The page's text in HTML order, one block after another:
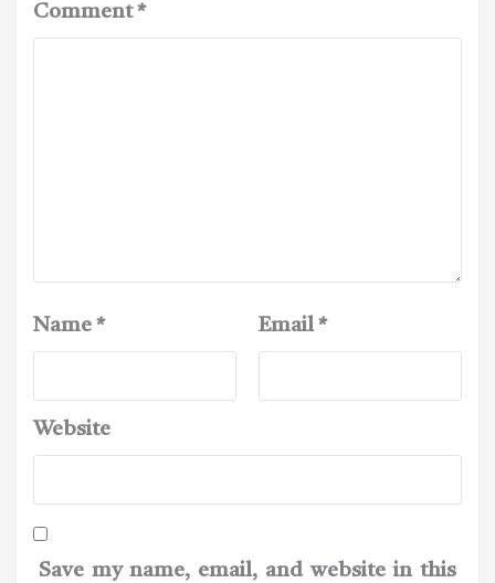
Comment*
Name * Email*
Website
Save my name, email, and website in this